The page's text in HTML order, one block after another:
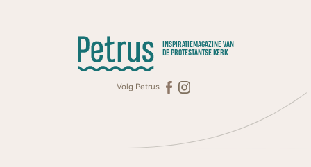
INSPIRATIEMAGAZINE VAN
DE PROTESTANTSE KERK
Volg Petrus